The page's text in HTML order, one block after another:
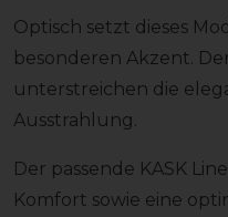
Optisch setzt dieses
besonderen Akzent.
unterstreichen die
Ausstrahlung.
Der passende KASK
Komfort sowie eine